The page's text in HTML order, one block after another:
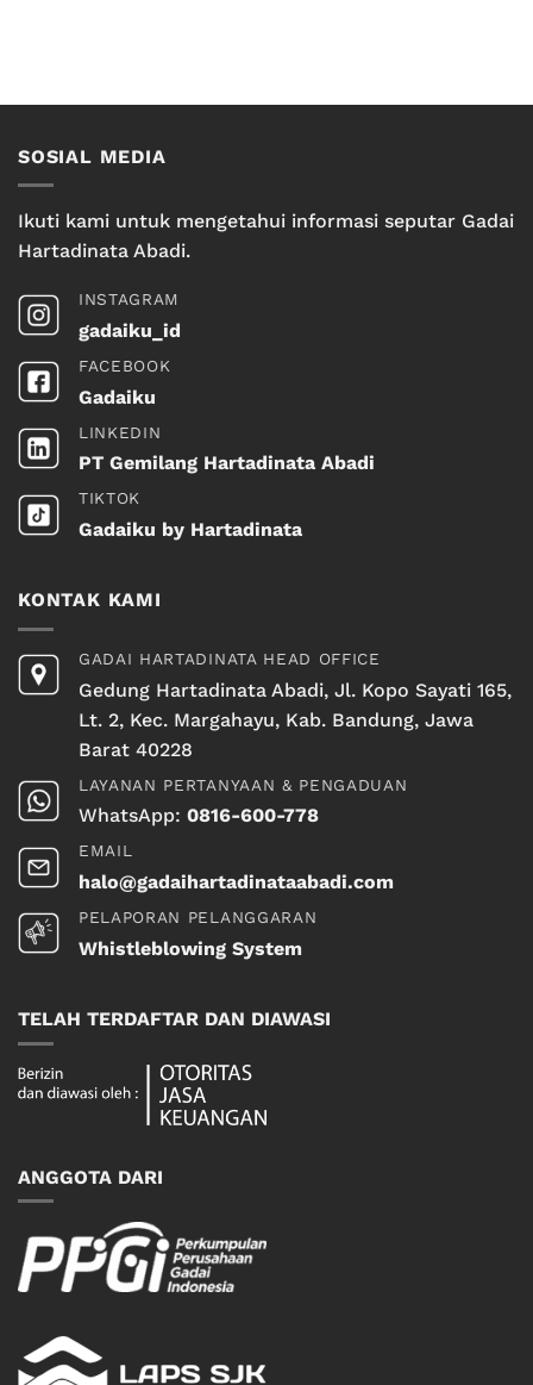
SOSIAL MEDIA
Ikuti kami untuk mengetahui informasi seputar Gadai
Hartadinata Abadi.
INSTAGRAM
gadaiku_id
FACEBOOK
Gadaiku
LINKEDIN
PT Gemilang Hartadinata Abadi
TIKTOK
Gadaiku by Hartadinata
KONTAK KAMI
GADAI HARTADINATA HEAD OFFICE
Gedung Hartadinata Abadi, Jl. Kopo Sayati 165,
Lt. 2, Kec. Margahayu, Kab. Bandung, Jawa
Barat 40228
LAYANAN PERTANYAAN & PENGADUAN
WhatsApp: 0816-600-778
EMAIL
halo@gadaihartadinataabadi.com
PELAPORAN PELANGGARAN
Whistleblowing System
TELAH TERDAFTAR DAN DIAWASI
ANGGOTA DARI